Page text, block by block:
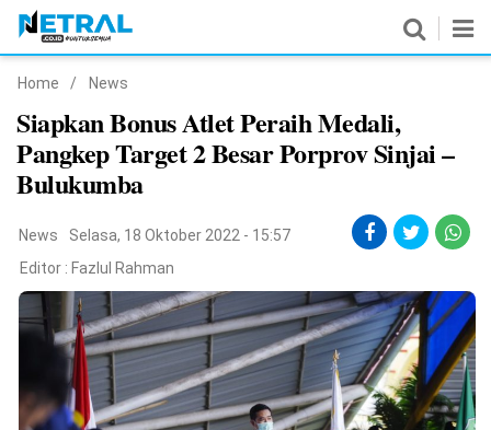
Nasional
Pemerintahan
Hukrim
Pendidikan
Peristiwa
Home / News
Siapkan Bonus Atlet Peraih Medali,
Pangkep Target 2 Besar Porprov Sinjai –
Bulukumba
News
Selasa, 18 Oktober 2022 - 15:57
Editor : Fazlul Rahman